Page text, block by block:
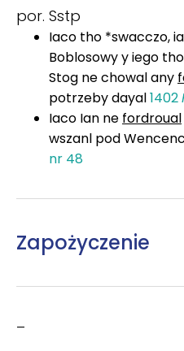
por. Sstp
Iaco tho *swacczo,
Boblosowy y iego
Stog ne chowal any
potrzeby dayal1402
Iaco Ian ne fordroual
wszanl pod
nr 48
Zapożyczenie
–